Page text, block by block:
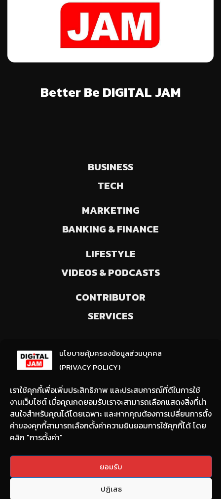
นโยบายคุ้มครองข้อมูลส่วนบุคคล
(PRIVACY POLICY)
เราใช้คุกกี้เพื่อเพิ่มประสิทธิภาพ และประสบการณ์ที่ดีในการใช้
งานเว็บไซต์ เมื่อคุณกดยอมรับเราจะสามารถเลือกแสดงสิ่งที่น่า
สนใจสำหรับคุณได้โดยเฉพาะ และหากคุณต้องการเปลี่ยนการตั้ง
ค่าของคุกกี้สามารถเลือกตั้งค่าความยินยอมการใช้คุกกี้ได้ โดย
คลิก "การตั้งค่า"
ยอมรับ
ปฏิเสธ
Better Be DIGITAL JAM
BUSINESS
TECH
MARKETING
BANKING & FINANCE
LIFESTYLE
VIDEOS & PODCASTS
CONTRIBUTOR
SERVICES
ลงทะเบียนรับข่าวสารจากเรา
(ให้มีการเลือกความสนใจ / ชอบข่าวด้านใด)
Email:nont@digitaljam.asia